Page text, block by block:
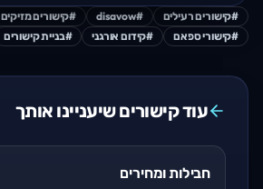
#קישורים רעילים #
disavow
#קישורים מזיקים
#קישורי ספאם #קידום אורגני #בניית קישורים
עוד קישורים שיעניינו אותך
חבילות ומחירים